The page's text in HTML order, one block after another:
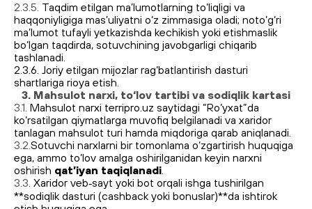
2.3.5. Taqdim etilgan ma’lumotlarning to‘liqligi va
haqqoniyligiga mas’uliyatni o‘z zimmasiga oladi; noto‘g‘ri
ma’lumot tufayli yetkazishda kechikish yoki etishmaslik
bo‘lgan taqdirda, sotuvchining javobgarligi chiqarib
tashlanadi.
2.3.6. Joriy etilgan mijozlar rag‘batlantirish dasturi
shartlariga rioya etish.
3. Mahsulot narxi, to‘lov tartibi va sodiqlik kartasi
3.1. Mahsulot narxi terripro.uz saytidagi “Ro‘yxat”da
ko‘rsatilgan qiymatlarga muvofiq belgilanadi va xaridor
tanlagan mahsulot turi hamda miqdoriga qarab aniqlanadi.
3.2. Sotuvchi narxlarni bir tomonlama o‘zgartirish huquqiga
ega, ammo to‘lov amalga oshirilganidan keyin narxni
oshirish qat’iyan taqiqlanadi.
3.3. Xaridor veb‑sayt yoki bot orqali ishga tushirilgan
**sodiqlik dasturi (cashback yoki bonuslar)**da ishtirok